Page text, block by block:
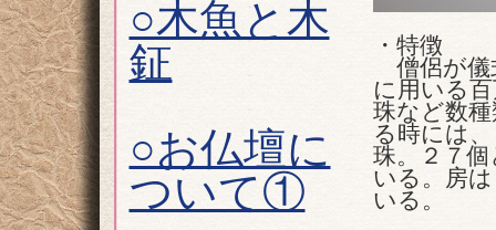
・特徴
僧侶が儀
に用いる
珠など数
る時には
珠。２７
いる。房
いる。
○木魚と木
鉦
○お仏壇に
ついて①